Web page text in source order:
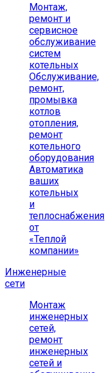
Монтаж,
ремонт и
сервисное
обслуживание
систем
котельных
Обслуживание,
ремонт,
промывка
котлов
отопления,
ремонт
котельного
оборудования
Автоматика
ваших
котельных
и
теплоснабжения
от
«Теплой
компании»
Инженерные
сети
Монтаж
инженерных
сетей,
ремонт
инженерных
сетей и